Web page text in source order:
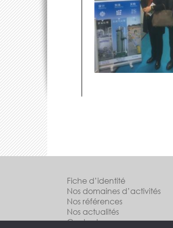
Fiche d’identité
Nos domaines d’activités
Nos références
Nos actualités
Contactez-nous